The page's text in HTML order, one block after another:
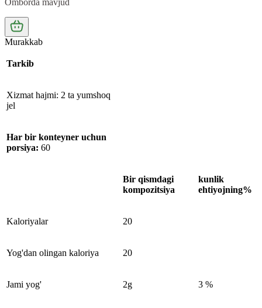
Murakkab
Tarkib
Xizmat hajmi: 2 ta yumshoq
jel
Har bir konteyner uchun
porsiya: 60
Bir qismdagi
kompozitsiya
kunlik
ehtiyojning%
Kaloriyalar 20
Yog'dan olingan kaloriya 20
Jami yog' 2g 3 %